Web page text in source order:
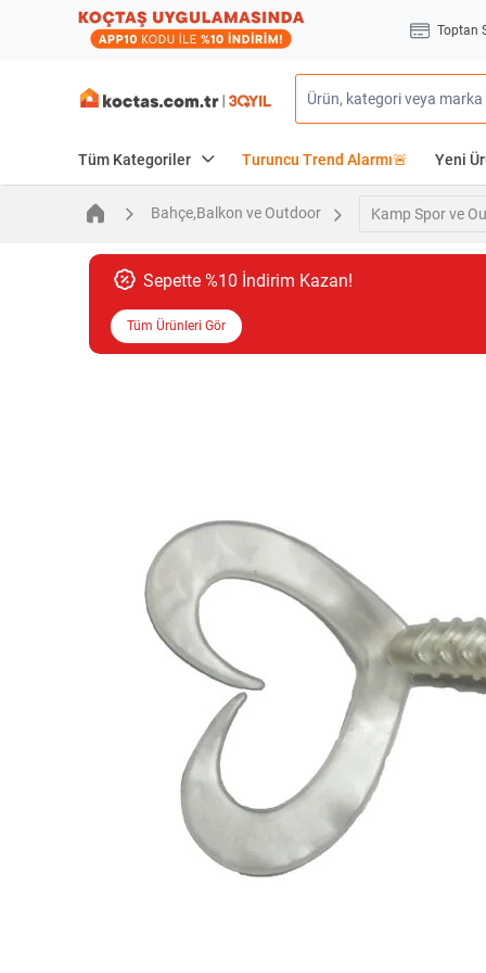
Toptan
Tüm Kategoriler Turuncu Trend Alarmı🚨 Yeni
Bahçe,Balkon ve Outdoor Kamp Spor ve
Sepette %10 İndirim Kazan!
Tüm Ürünleri Gör